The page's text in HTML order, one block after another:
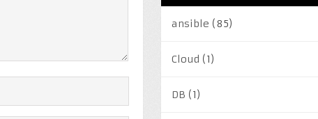
ansible (85)
Cloud (1)
DB (1)